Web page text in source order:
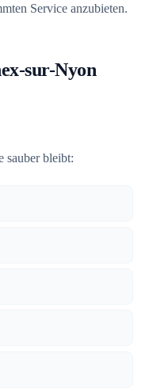
Service anzubieten.
sur-Nyon
sauber bleibt: